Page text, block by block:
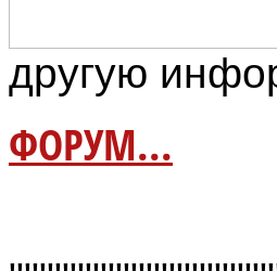
другую
ФОРУМ...